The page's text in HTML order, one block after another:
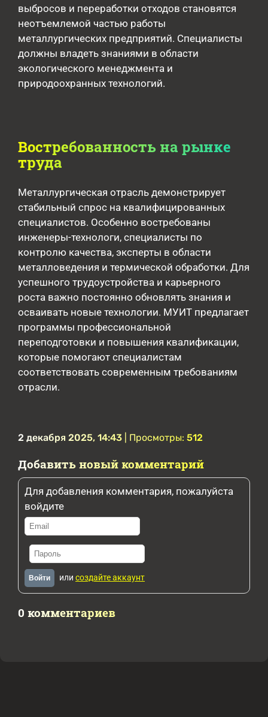
выбросов и переработки отходов становятся
неотъемлемой частью работы
металлургических предприятий. Специалисты
должны владеть знаниями в области
экологического менеджмента и
природоохранных технологий.
Востребованность на рынке
труда
Металлургическая отрасль демонстрирует
стабильный спрос на квалифицированных
специалистов. Особенно востребованы
инженеры-технологи, специалисты по
контролю качества, эксперты в области
металловедения и термической обработки. Для
успешного трудоустройства и карьерного
роста важно постоянно обновлять знания и
осваивать новые технологии. МУИТ предлагает
программы профессиональной
переподготовки и повышения квалификации,
которые помогают специалистам
соответствовать современным требованиям
отрасли.
2 декабря 2025, 14:43 | Просмотры: 512
Добавить новый комментарий
Для добавления комментария, пожалуйста
войдите
Войти или создайте аккаунт
0 комментариев